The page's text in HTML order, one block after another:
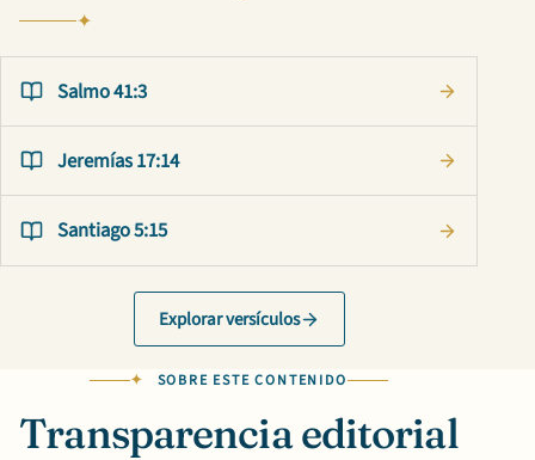
Salmo 41:3
Jeremías 17:14
Santiago 5:15
Explorar versículos
SOBRE ESTE CONTENIDO
Transparencia editorial